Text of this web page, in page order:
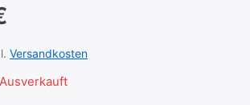
Versandkosten
Ausverkauft